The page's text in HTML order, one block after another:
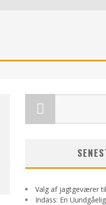
Valg af jagtgeværer
Indass: En